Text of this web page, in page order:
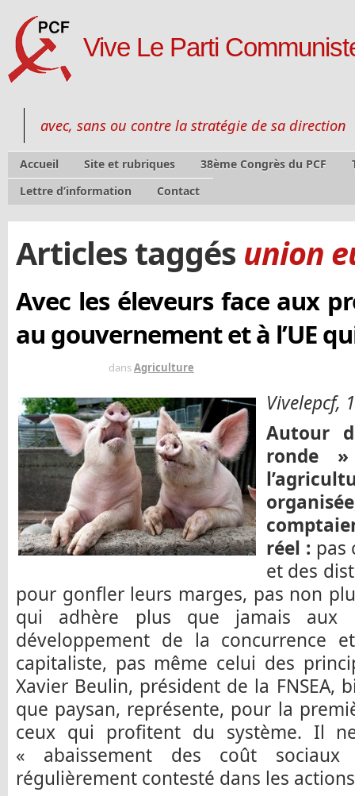
Vive Le Parti
avec, sans ou contre la stratégie de sa direction
Accueil Site et rubriques 38ème Congrès du PCF
Lettre d’information
Contact
Articles taggés union
Avec les éleveurs face aux
au gouvernement et à l’UE
dansAgriculture
Vivelepcf,
Autour
ronde
réel : pas
et des
pour gonfler leurs marges, pas non
qui adhère plus que jamais aux
développement de la concurrence
capitaliste, pas même celui des
Xavier Beulin, président de la FNSEA,
que paysan, représente, pour la
ceux qui profitent du système. Il
« abaissement des coût
régulièrement contesté dans les